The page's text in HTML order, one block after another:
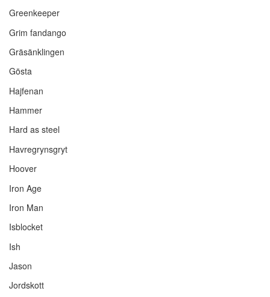
Greenkeeper
Grim fandango
Gräsänklingen
Gösta
Hajfenan
Hammer
Hard as steel
Havregrynsgryt
Hoover
Iron Age
Iron Man
Isblocket
Ish
Jason
Jordskott